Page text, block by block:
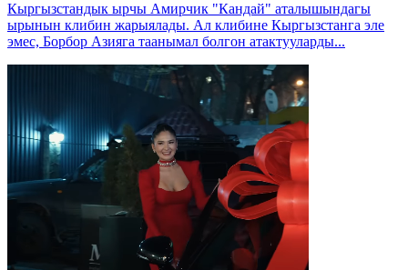
Кыргызстандык ырчы Амирчик "Кандай" аталышындагы
ырынын клибин жарыялады. Ал клибине Кыргызстанга эле
эмес, Борбор Азияга таанымал болгон атактууларды...